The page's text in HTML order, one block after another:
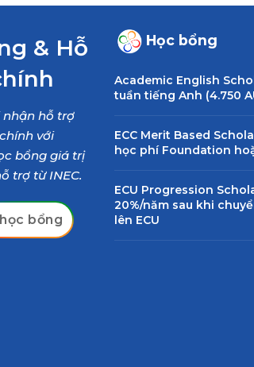
& Hỗ
nhận hỗ trợ
với
bổng giá trị
trợ từ INEC.
bổng
Học bổng
Academic English
tuần tiếng Anh (4.750
ECC Merit Based
học phí Foundation
ECU Progression
20%/năm sau khi
lên ECU